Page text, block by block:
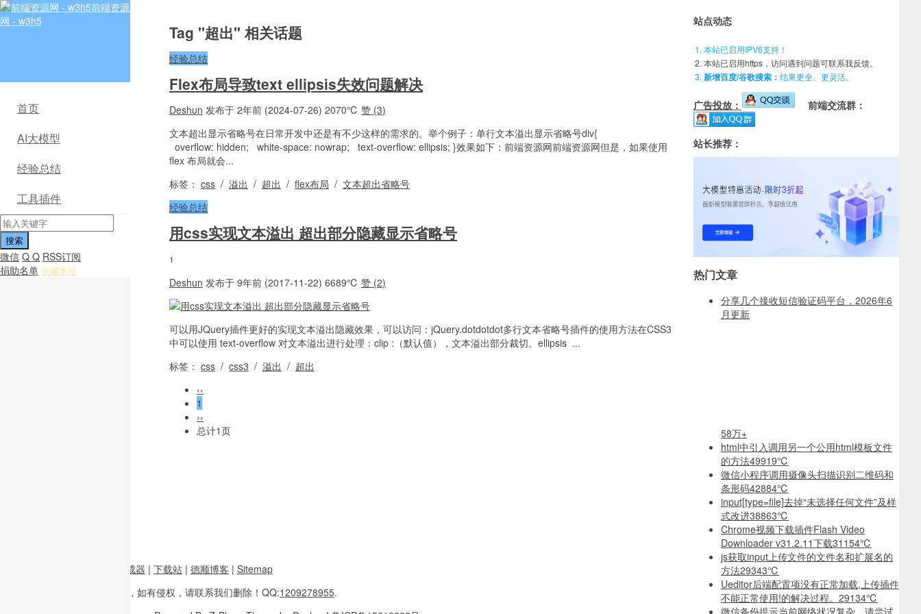
前端资源
网 - w3h5
首页
AI大模型
经验总结
工具插件
微信 Q Q RSS订阅
捐助名单 收藏本站
Tag "超出" 相关话题
经验总结
Flex布局导致text ellipsis失效问题解决
Deshun 发布于 2年前 (2024-07-26) 2070℃ 赞 (3)
文本超出显示省略号在日常开发中还是有不少这样的需求的。举个例子：单行文本溢出显示省略号div{
overflow: hidden; white-space: nowrap; text-overflow: ellipsis; }效果如下：前端资源网前端资源网但是，如果使用
flex 布局就会...
标签： css / 溢出 / 超出 / flex布局 / 文本超出省略号
经验总结
用css实现文本溢出 超出部分隐藏显示省略号
1
Deshun 发布于 9年前 (2017-11-22) 6689℃ 赞 (2)
可以用JQuery插件更好的实现文本溢出隐藏效果，可以访问：jQuery.dotdotdot多行文本省略号插件的使用方法在CSS3
中可以使用 text-overflow 对文本溢出进行处理：clip :（默认值），文本溢出部分裁切。ellipsis ...
标签： css / css3 / 溢出 / 超出
‹‹
1
››
总计1页
站点动态
本站已启用IPV6支持！
本站已启用https，访问遇到问题可联系我反馈。
新增百度/谷歌搜索： 结果更全、更灵活。
广告投放： 前端交流群：
站长推荐：
热门文章
分享几个接收短信验证码平台，2026年6
月更新
58万+
html中引入调用另一个公用html模板文件
的方法49919℃
微信小程序调用摄像头扫描识别二维码和
条形码42884℃
input[type=file]去掉“未选择任何文件”及样
式改进38863℃
Chrome视频下载插件Flash Video
Downloader v31.2.11下载31154℃
js获取input上传文件的文件名和扩展名的
方法29343℃
Ueditor后端配置项没有正常加载,上传插件
不能正常使用!的解决过程。 29134℃
微信备份提示当前网络状况复杂，请尝试
图片二维码生成器 | 下载站 | 德顺博客 | Sitemap
多整理于互联网， 如有侵权，请联系我们删除！ QQ:1209278955.